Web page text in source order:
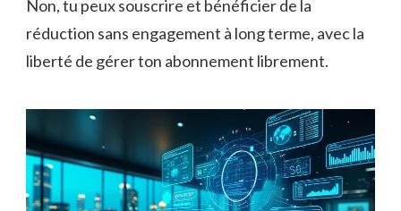
Non, tu peux souscrire et bénéficier de la
réduction sans engagement à long terme, avec la
liberté de gérer ton abonnement librement.